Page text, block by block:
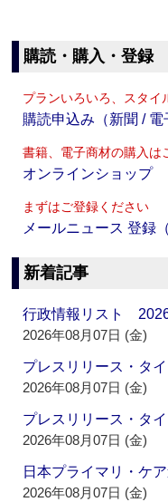
購読・購入・登録
プランいろいろ、スタイ
購読申込み（新聞 / 電
書籍、電子商材の購入は
オンラインショップ
まずはご登録ください
メールニュース 登録
新着記事
行政情報リスト
2026年08月07日 (金)
プレスリリース・タ
2026年08月07日 (金)
プレスリリース・タ
2026年08月07日 (金)
日本プライマリ・
2026年08月07日 (金)